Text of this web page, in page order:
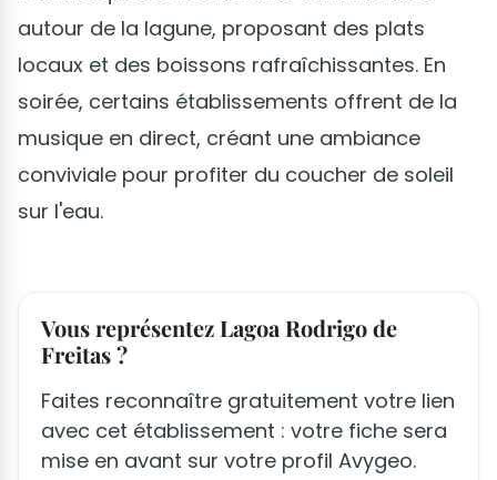
autour de la lagune, proposant des plats
locaux et des boissons rafraîchissantes. En
soirée, certains établissements offrent de la
musique en direct, créant une ambiance
conviviale pour profiter du coucher de soleil
sur l'eau.
Vous représentez Lagoa Rodrigo de
Freitas ?
Faites reconnaître gratuitement votre lien
avec cet établissement : votre fiche sera
mise en avant sur votre profil Avygeo.